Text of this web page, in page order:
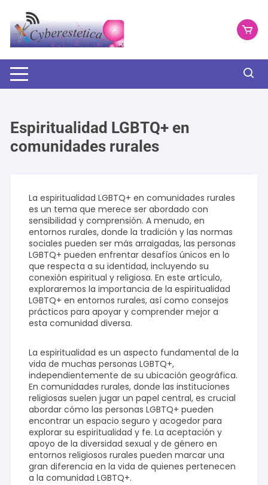
contenido
Espiritualidad LGBTQ+ en
comunidades rurales
La espiritualidad LGBTQ+ en comunidades rurales
es un tema que merece ser abordado con
sensibilidad y comprensión. A menudo, en
entornos rurales, donde la tradición y las normas
sociales pueden ser más arraigadas, las personas
LGBTQ+ pueden enfrentar desafíos únicos en lo
que respecta a su identidad, incluyendo su
conexión espiritual y religiosa. En este artículo,
exploraremos la importancia de la espiritualidad
LGBTQ+ en entornos rurales, así como consejos
prácticos para apoyar y comprender mejor a
esta comunidad diversa.
La espiritualidad es un aspecto fundamental de la
vida de muchas personas LGBTQ+,
independientemente de su ubicación geográfica.
En comunidades rurales, donde las instituciones
religiosas suelen jugar un papel central, es crucial
abordar cómo las personas LGBTQ+ pueden
encontrar un espacio seguro y acogedor para
explorar su espiritualidad y fe. La aceptación y
apoyo de la diversidad sexual y de género en
entornos religiosos rurales pueden marcar una
gran diferencia en la vida de quienes pertenecen
a la comunidad LGBTQ+.